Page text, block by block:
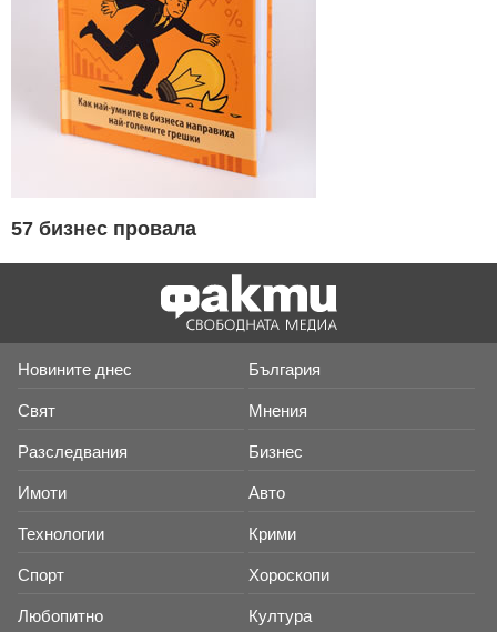
57 бизнес провала
Новините днес България
Свят Мнения
Разследвания Бизнес
Имоти Авто
Технологии Крими
Спорт Хороскопи
Любопитно Култура